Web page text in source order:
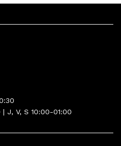
J, V, S 10:00-01:00